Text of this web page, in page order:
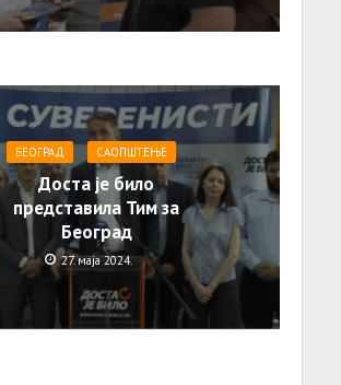
БЕОГРАД САОПШТЕЊE
Доста је било
представила Тим за
Београд
27. маја 2024.